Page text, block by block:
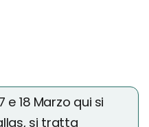
e 18 Marzo qui si
si tratta